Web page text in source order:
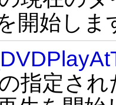
開始しま
指定さ